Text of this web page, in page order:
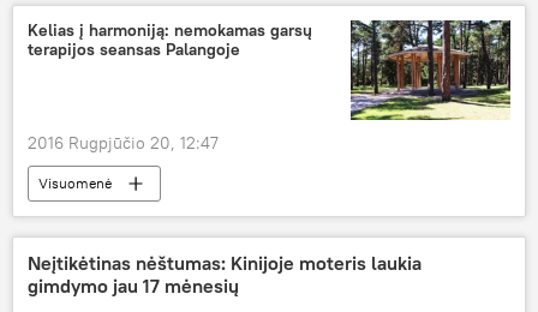
Kelias į harmoniją: nemokamas garsų
terapijos seansas Palangoje
2016 Rugpjūčio 20, 12:47
Visuomenė
Neįtikėtinas nėštumas: Kinijoje moteris laukia
gimdymo jau 17 mėnesių